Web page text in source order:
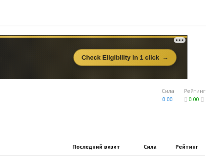
Рейтинг
0.00
Сила
0.00
Последний визит Сила Рейтинг